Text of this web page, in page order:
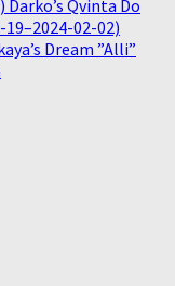
Darko’s Qvinta Do
02-02)
Dream ”Alli”